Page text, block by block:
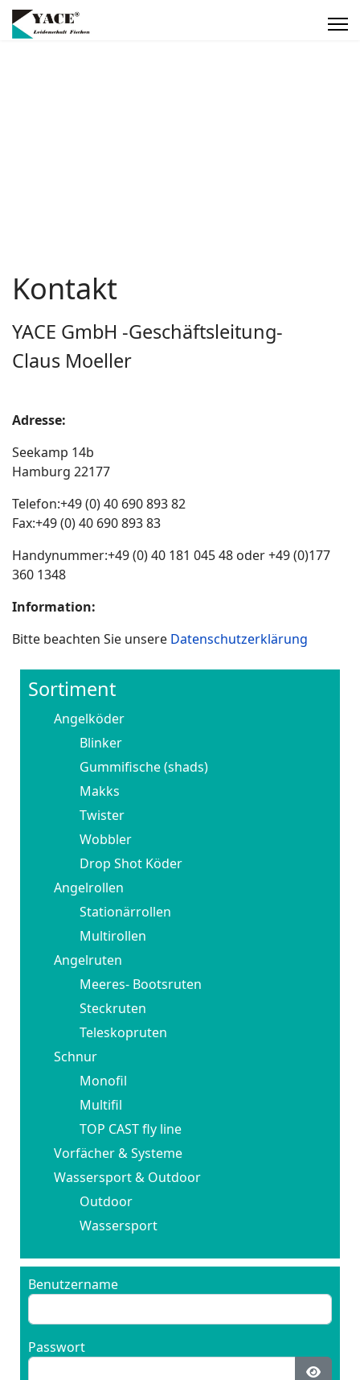
Kontakt
YACE GmbH -Geschäftsleitung-
Claus Moeller
Adresse:
Seekamp 14b
Hamburg 22177
Telefon:+49 (0) 40 690 893 82
Fax:+49 (0) 40 690 893 83
Handynummer:+49 (0) 40 181 045 48 oder +49 (0)177
360 1348
Information:
Bitte beachten Sie unsere Datenschutzerklärung
Sortiment
Angelköder
Blinker
Gummifische (shads)
Makks
Twister
Wobbler
Drop Shot Köder
Angelrollen
Stationärrollen
Multirollen
Angelruten
Meeres- Bootsruten
Steckruten
Teleskopruten
Schnur
Monofil
Multifil
TOP CAST fly line
Vorfächer & Systeme
Wassersport & Outdoor
Outdoor
Wassersport
Benutzername
Passwort